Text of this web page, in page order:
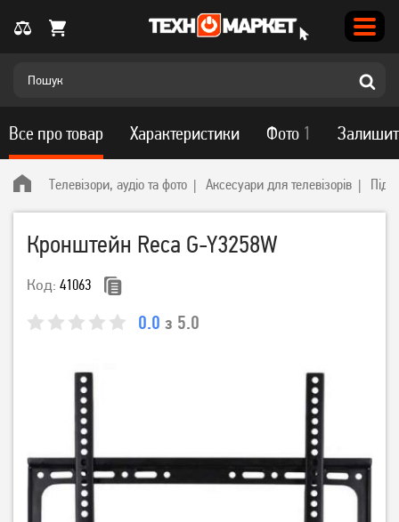
Телевізори, аудіо та фото Аксесуари для телевізорів
Кронштейн Reca G-Y3258W
Код: 41063
0.0 з 5.0
Все про товар Характеристики Фото 1